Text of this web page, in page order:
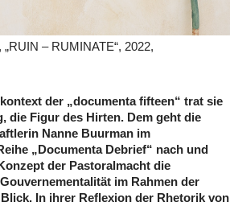
– RUMINATE“, 2022,
der „documenta fifteen“ trat sie
die Figur des Hirten. Dem geht die
Nanne Buurman im
„Documenta Debrief“ nach und
der Pastoralmacht die
im Rahmen der
In ihrer Reflexion der Rhetorik von